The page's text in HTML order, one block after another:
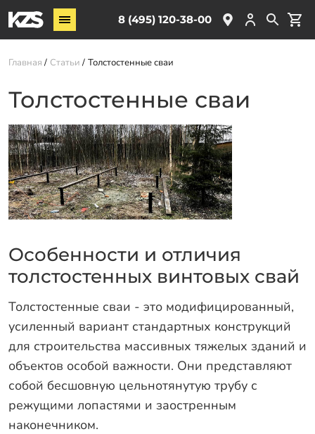
8 (495) 120-38-00
Винтовые сваи
ЖБ сваи
Обвязка свай
Комплектующие
Услуги
О компании
Акции
Новости
Контакты
Оплата
Отзывы
Гарантии
Программа лояльности
Вакансии
Главная Статьи Толстостенные сваи
Толстостенные сваи
Особенности и отличия
толстостенных винтовых свай
Толстостенные сваи - это модифицированный,
усиленный вариант стандартных конструкций
для строительства массивных тяжелых зданий и
объектов особой важности. Они представляют
собой бесшовную цельнотянутую трубу с
режущими лопастями и заостренным
наконечником.